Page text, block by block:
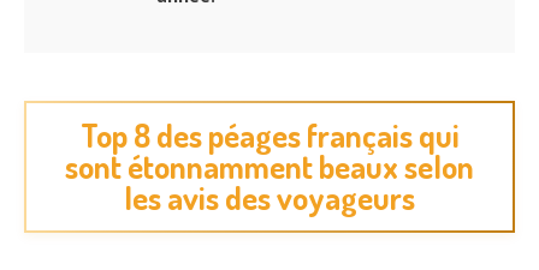
Top 8 des péages français qui
sont étonnamment beaux selon
les avis des voyageurs